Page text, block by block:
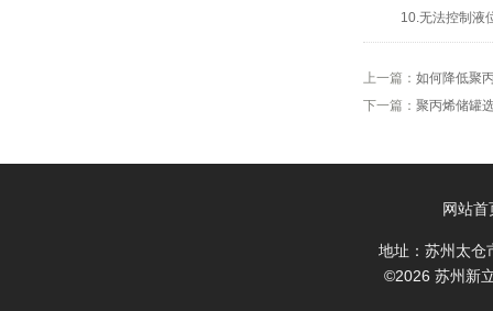
10.无法控制液位
上一篇： 如何降低聚
下一篇： 聚丙烯储罐
网站首
地址：苏州太
©2026 苏州新